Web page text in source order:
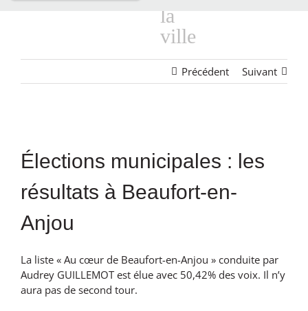
ville
Précédent Suivant
l'image
agrandie
Élections municipales : les
résultats à Beaufort-en-
Anjou
La liste « Au cœur de Beaufort-en-Anjou » conduite par
Audrey GUILLEMOT est élue avec 50,42% des voix. Il n’y
aura pas de second tour.